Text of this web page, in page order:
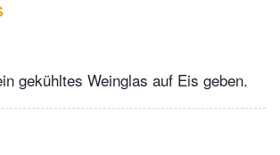
gekühltes Weinglas auf Eis geben.